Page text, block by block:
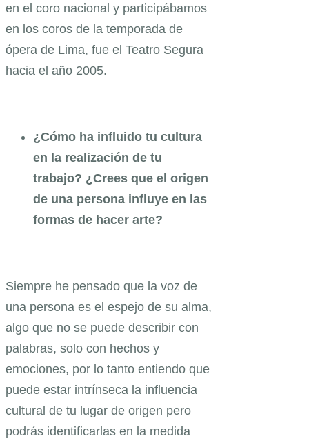
en el coro nacional y participábamos
en los coros de la temporada de
ópera de Lima, fue el Teatro Segura
hacia el año 2005.
¿Cómo ha influido tu cultura
en la realización de tu
trabajo? ¿Crees que el origen
de una persona influye en las
formas de hacer arte?
Siempre he pensado que la voz de
una persona es el espejo de su alma,
algo que no se puede describir con
palabras, solo con hechos y
emociones, por lo tanto entiendo que
puede estar intrínseca la influencia
cultural de tu lugar de origen pero
podrás identificarlas en la medida